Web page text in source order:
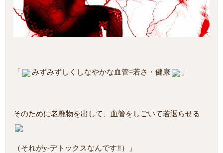
「 みずみずしくしなやかな血管=若さ・健康 」
そのために老廃物を出して、血管をしごいて若返らせる
（それがy-デトックスなんです‼）」